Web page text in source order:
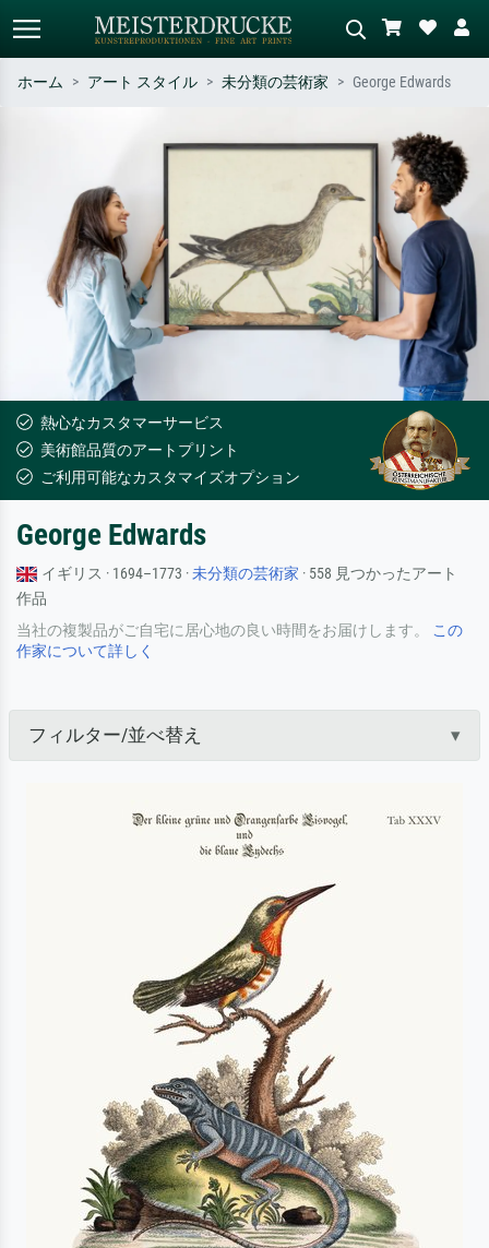
– 例：モネ、星月夜、印象派、北
斎の波、ヌード。
シーンを説明してください – 例：
緑の草原、赤の多い抽象画、暗い
油絵、木のそばの立ち姿のヌー
ホーム アート スタイル 未分類の芸術家 George Edwards
熱心なカスタマーサービス
美術館品質のアートプリント
ご利用可能なカスタマイズオプション
George Edwards
イギリス · 1694–1773 ·未分類の芸術家 · 558 見つかったアート
作品
当社の複製品がご自宅に居心地の良い時間をお届けします。
この
作家について詳しく
フィルター/並べ替え